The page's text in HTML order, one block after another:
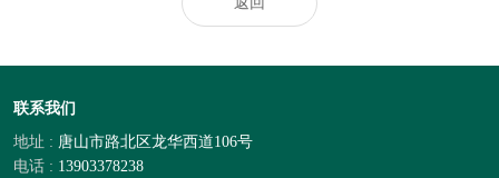
联系我们
地址 : 唐山市路北区龙华西道106号
电话 : 13903378238